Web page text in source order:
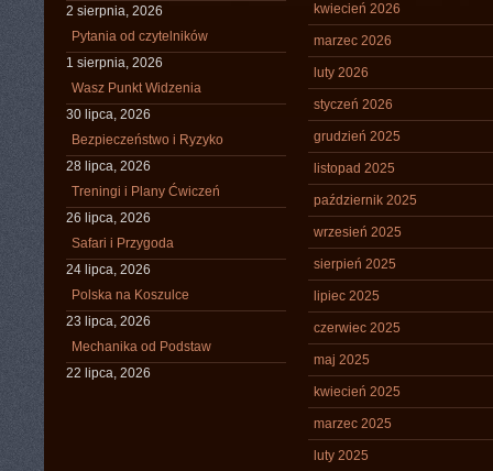
2 sierpnia, 2026
Pytania od czytelników
1 sierpnia, 2026
Wasz Punkt Widzenia
30 lipca, 2026
Bezpieczeństwo i Ryzyko
28 lipca, 2026
Treningi i Plany Ćwiczeń
26 lipca, 2026
Safari i Przygoda
24 lipca, 2026
Polska na Koszulce
23 lipca, 2026
Mechanika od Podstaw
22 lipca, 2026
kwiecień 2026
marzec 2026
luty 2026
styczeń 2026
grudzień 2025
listopad 2025
październik 2025
wrzesień 2025
sierpień 2025
lipiec 2025
czerwiec 2025
maj 2025
kwiecień 2025
marzec 2025
luty 2025